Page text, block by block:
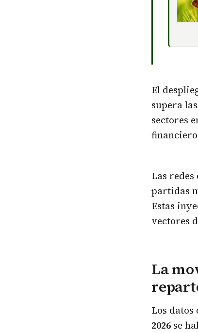
El
supera
sectores
Las
partidas
Estas
vectores
La
Los
2026 se